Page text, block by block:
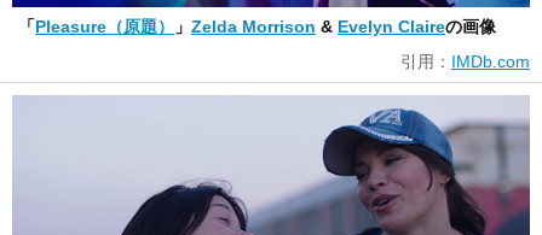
「Pleasure（原題） 」 Zelda Morrison & Evelyn Claireの画像
引用： IMDb.com